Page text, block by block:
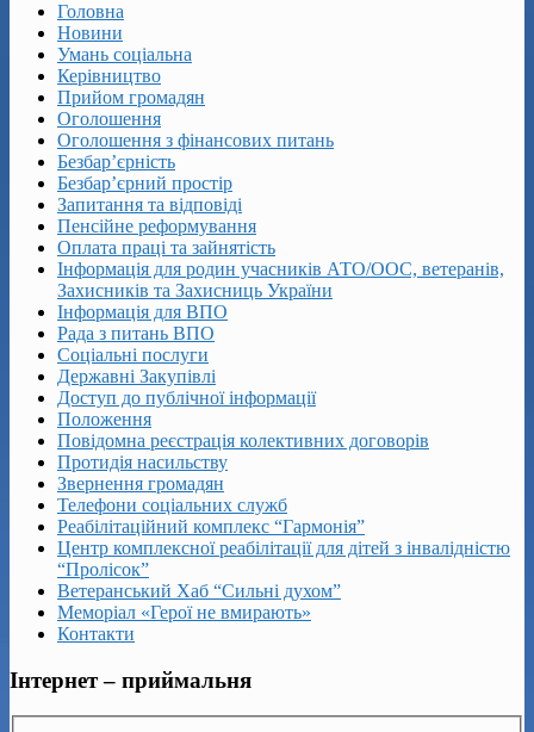
Головна
Новини
Умань соціальна
Керівництво
Прийом громадян
Оголошення
Оголошення з фінансових питань
Безбар’єрність
Безбар’єрний простір
Запитання та відповіді
Пенсійне реформування
Оплата праці та зайнятість
Інформація для родин учасників АТО/ООС, ветеранів,
Захисників та Захисниць України
Інформація для ВПО
Рада з питань ВПО
Соціальні послуги
Державні Закупівлі
Доступ до публічної інформації
Положення
Повідомна реєстрація колективних договорів
Протидія насильству
Звернення громадян
Телефони соціальних служб
Реабілітаційний комплекс “Гармонія”
Центр комплексної реабілітації для дітей з інвалідністю
“Пролісок”
Ветеранський Хаб “Сильні духом”
Меморіал «Герої не вмирають»
Контакти
Інтернет – приймальня